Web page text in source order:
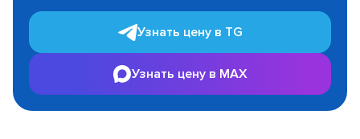
Узнать цену в TG
Узнать цену в MAX